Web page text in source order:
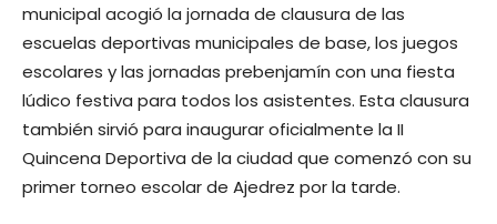
municipal acogió la jornada de clausura de las
escuelas deportivas municipales de base, los juegos
escolares y las jornadas prebenjamín con una fiesta
lúdico festiva para todos los asistentes. Esta clausura
también sirvió para inaugurar oficialmente la II
Quincena Deportiva de la ciudad que comenzó con su
primer torneo escolar de Ajedrez por la tarde.